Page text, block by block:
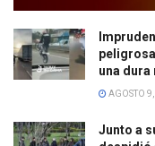
una dura
AGOSTO
Junto a